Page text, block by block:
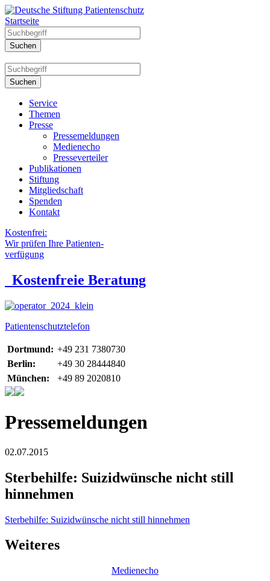
Startseite
Service
Themen
Presse
Pressemeldungen
Medienecho
Presseverteiler
Publikationen
Stiftung
Mitgliedschaft
Spenden
Kontakt
Kostenfrei:
Wir prüfen Ihre Patienten-
verfügung
Kostenfreie Beratung
Patientenschutztelefon
Dortmund: +49 231 7380730
Berlin:
+49 30 28444840
München:
+49 89 2020810
Pressemeldungen
02.07.2015
Sterbehilfe: Suizidwünsche nicht still
hinnehmen
Sterbehilfe: Suizidwünsche nicht still hinnehmen
Weiteres
Medienecho